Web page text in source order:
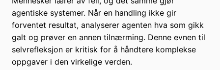
agentiske systemer. Når en handling ikke gir
forventet resultat, analyserer agenten hva som gikk
galt og prøver en annen tilnærming. Denne evnen til
selvrefleksjon er kritisk for å håndtere komplekse
oppgaver i den virkelige verden.